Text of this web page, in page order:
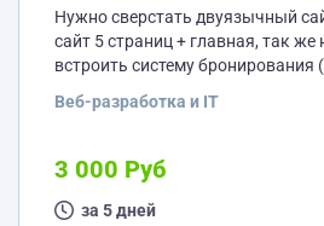
Нужно сверстать двуязычный
сайт 5 страниц + главная, так же
встроить систему бронирования
это нужно сделать как можно
адаптированным под все
устройства (телефоны,
страниц в приложении
Веб-разработка и IT
3 000 Руб
за 5 дней